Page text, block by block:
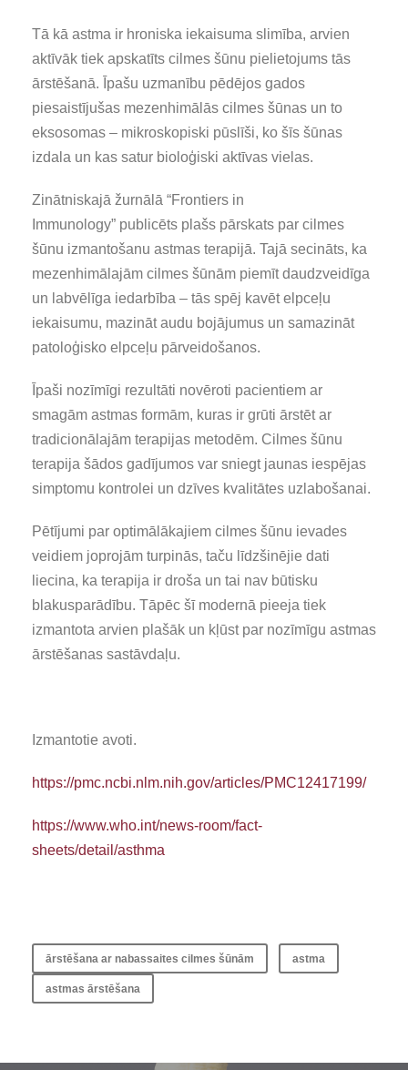
Tā kā astma ir hroniska iekaisuma slimība, arvien
aktīvāk tiek apskatīts cilmes šūnu pielietojums tās
ārstēšanā. Īpašu uzmanību pēdējos gados
piesaistījušas mezenhimālās cilmes šūnas un to
eksosomas – mikroskopiski pūslīši, ko šīs šūnas
izdala un kas satur bioloģiski aktīvas vielas.
Zinātniskajā žurnālā “Frontiers in
Immunology” publicēts plašs pārskats par cilmes
šūnu izmantošanu astmas terapijā. Tajā secināts, ka
mezenhimālajām cilmes šūnām piemīt daudzveidīga
un labvēlīga iedarbība – tās spēj kavēt elpceļu
iekaisumu, mazināt audu bojājumus un samazināt
patoloģisko elpceļu pārveidošanos.
Īpaši nozīmīgi rezultāti novēroti pacientiem ar
smagām astmas formām, kuras ir grūti ārstēt ar
tradicionālajām terapijas metodēm. Cilmes šūnu
terapija šādos gadījumos var sniegt jaunas iespējas
simptomu kontrolei un dzīves kvalitātes uzlabošanai.
Pētījumi par optimālākajiem cilmes šūnu ievades
veidiem joprojām turpinās, taču līdzšinējie dati
liecina, ka terapija ir droša un tai nav būtisku
blakusparādību. Tāpēc šī modernā pieeja tiek
izmantota arvien plašāk un kļūst par nozīmīgu astmas
ārstēšanas sastāvdaļu.
Izmantotie avoti.
https://pmc.ncbi.nlm.nih.gov/articles/PMC12417199/
https://www.who.int/news-room/fact-
sheets/detail/asthma
ārstēšana ar nabassaites cilmes šūnām astma
astmas ārstēšana